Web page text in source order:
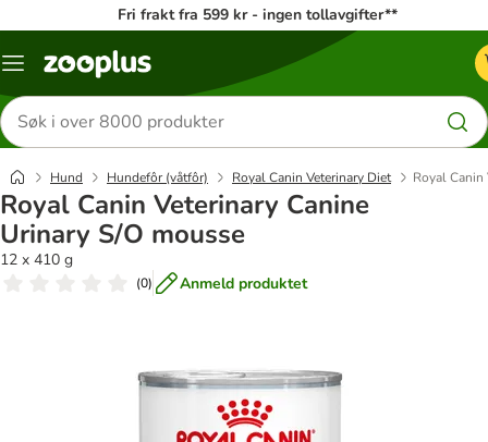
Fri frakt fra 599 kr - ingen tollavgifter**
Katalogmeny
Søk
etter
produkter
Hund Hundefôr (våtfôr) Royal Canin Veterinary Diet Royal Canin
Royal Canin Veterinary Canine
Urinary S/O mousse
12 x 410 g
(0) Anmeld produktet